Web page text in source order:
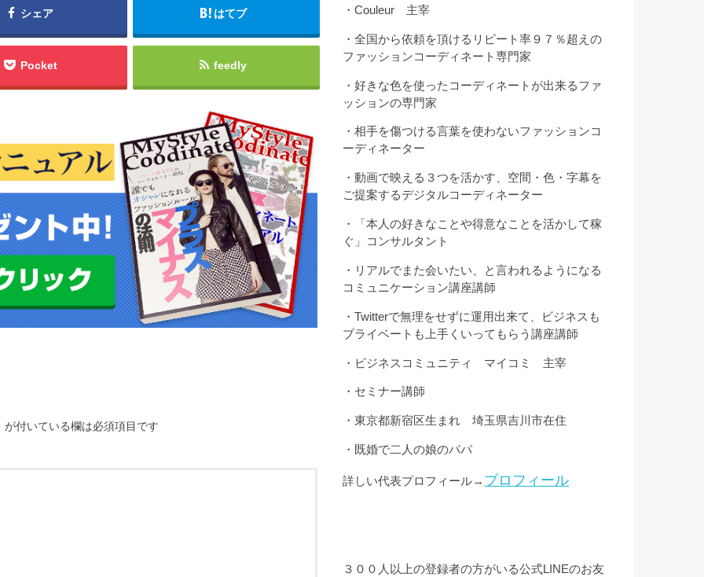
シェア はてブ
Pocket feedly
が付いている欄は必須項目です
・Couleur 主宰
・全国から依頼を頂けるリピート率９７％超えの
ファッションコーディネート専門家
・好きな色を使ったコーディネートが出来るファ
ッションの専門家
・相手を傷つける言葉を使わないファッションコ
ーディネーター
・動画で映える３つを活かす、空間・色・字幕を
ご提案するデジタルコーディネーター
・「本人の好きなことや得意なことを活かして稼
ぐ」コンサルタント
・リアルでまた会いたい、と言われるようになる
コミュニケーション講座講師
・Twitterで無理をせずに運用出来て、ビジネスも
プライベートも上手くいってもらう講座講師
・ビジネスコミュニティ マイコミ 主宰
・セミナー講師
・東京都新宿区生まれ 埼玉県吉川市在住
・既婚で二人の娘のパパ
詳しい代表プロフィール→ プロフィール
３００人以上の登録者の方がいる公式LINEのお友